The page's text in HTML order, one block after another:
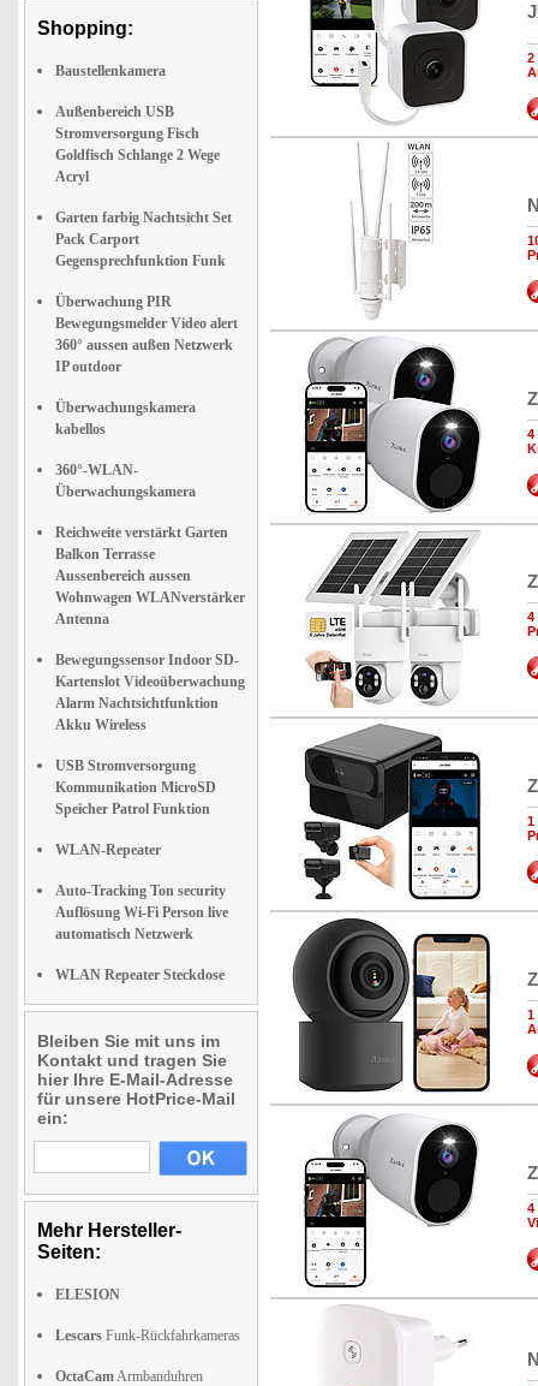
Shopping:
Baustellenkamera
Außenbereich USB
Stromversorgung Fisch
Goldfisch Schlange 2 Wege
Acryl
Garten farbig Nachtsicht Set
Pack Carport
Gegensprechfunktion Funk
Überwachung PIR
Bewegungsmelder Video alert
360° aussen außen Netzwerk
IP outdoor
Überwachungskamera
kabellos
360°-WLAN-
Überwachungskamera
Reichweite verstärkt Garten
Balkon Terrasse
Aussenbereich aussen
Wohnwagen WLANverstärker
Antenna
Bewegungssensor Indoor SD-
Kartenslot Videoüberwachung
Alarm Nachtsichtfunktion
Akku Wireless
USB Stromversorgung
Kommunikation MicroSD
Speicher Patrol Funktion
WLAN-Repeater
Auto-Tracking Ton security
Auflösung Wi-Fi Person live
automatisch Netzwerk
WLAN Repeater Steckdose
Bleiben Sie mit uns im
Kontakt und tragen Sie
hier Ihre E-Mail-Adresse
für unsere HotPrice-Mail
ein:
Mehr Hersteller-
Seiten:
ELESION
Lescars Funk-Rückfahrkameras
OctaCamArmbanduhren
2
4
4
1
1
4